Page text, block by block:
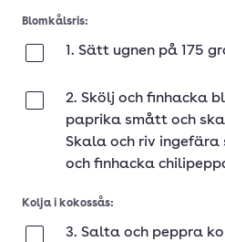
Blomkålsris:
1. Sätt ugnen på 175
2. Skölj och finhacka
paprika smått och
Skala och riv
och finhacka
Kolja i kokossås:
3. Salta och peppra